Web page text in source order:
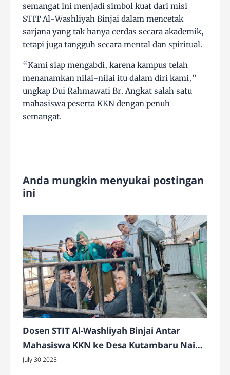
semangat ini menjadi simbol kuat dari misi
STIT Al-Washliyah Binjai dalam mencetak
sarjana yang tak hanya cerdas secara akademik,
tetapi juga tangguh secara mental dan spiritual.
“Kami siap mengabdi, karena kampus telah
menanamkan nilai-nilai itu dalam diri kami,”
ungkap Dui Rahmawati Br. Angkat salah satu
mahasiswa peserta KKN dengan penuh
semangat.
Anda mungkin menyukai postingan
ini
Dosen STIT Al-Washliyah Binjai Antar
Mahasiswa KKN ke Desa Kutambaru Naik
Pickup, Tunjukkan Semangat
July 30 2025